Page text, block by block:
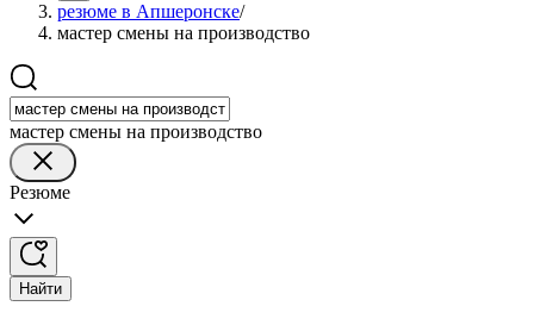
резюме в Апшеронске/
мастер смены на производство
мастер смены на производство
Резюме
Найти